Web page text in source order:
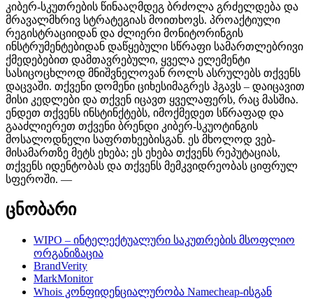
კიბერ-სკუთრების წინააღმდეგ ბრძოლა გრძელდება და
მრავალმხრივ სტრატეგიას მოითხოვს. პროაქტიული
რეგისტრაციიდან და ძლიერი მონიტორინგის
ინსტრუმენტებიდან დაწყებული სწრაფი სამართლებრივი
ქმედებებით დამთავრებული, ყველა ელემენტი
სასიცოცხლოდ მნიშვნელოვან როლს ასრულებს თქვენს
დაცვაში. თქვენი დომენი ციხესიმაგრეს ჰგავს – დაიცავით
მისი კედლები და თქვენ იცავთ ყველაფერს, რაც მასშია.
ენდეთ თქვენს ინსტინქტებს, იმოქმედეთ სწრაფად და
გააძლიერეთ თქვენი ბრენდი კიბერ-სკუოტინგის
მოსალოდნელი საფრთხეებისგან. ეს მხოლოდ ვებ-
მისამართზე მეტს ეხება; ეს ეხება თქვენს რეპუტაციას,
თქვენს იდენტობას და თქვენს მემკვიდრეობას ციფრულ
სფეროში. —
ცნობარი
WIPO – ინტელექტუალური საკუთრების მსოფლიო
ორგანიზაცია
BrandVerity
MarkMonitor
Whois კონფიდენციალურობა Namecheap-ისგან